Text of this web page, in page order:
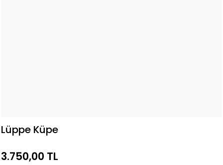
Lüppe Küpe
3.750,00 TL